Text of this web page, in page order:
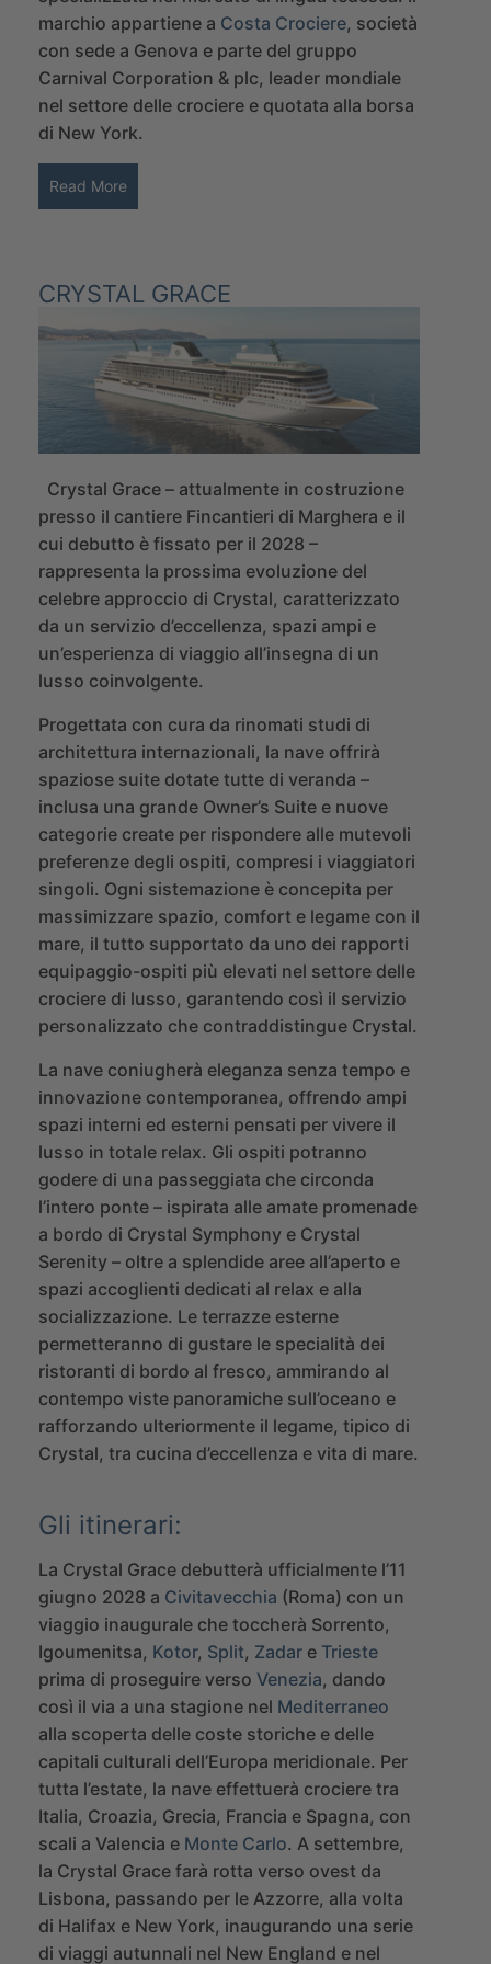
marchio appartiene a Costa Crociere, società
con sede a Genova e parte del gruppo
Carnival Corporation & plc, leader mondiale
nel settore delle crociere e quotata alla borsa
di New York.
Read More
CRYSTAL GRACE
Crystal Grace – attualmente in costruzione
presso il cantiere Fincantieri di Marghera e il
cui debutto è fissato per il 2028 –
rappresenta la prossima evoluzione del
celebre approccio di Crystal, caratterizzato
da un servizio d’eccellenza, spazi ampi e
un’esperienza di viaggio all’insegna di un
lusso coinvolgente.
Progettata con cura da rinomati studi di
architettura internazionali, la nave offrirà
spaziose suite dotate tutte di veranda –
inclusa una grande Owner’s Suite e nuove
categorie create per rispondere alle mutevoli
preferenze degli ospiti, compresi i viaggiatori
singoli. Ogni sistemazione è concepita per
massimizzare spazio, comfort e legame con il
mare, il tutto supportato da uno dei rapporti
equipaggio-ospiti più elevati nel settore delle
crociere di lusso, garantendo così il servizio
personalizzato che contraddistingue Crystal.
La nave coniugherà eleganza senza tempo e
innovazione contemporanea, offrendo ampi
spazi interni ed esterni pensati per vivere il
lusso in totale relax. Gli ospiti potranno
godere di una passeggiata che circonda
l’intero ponte – ispirata alle amate promenade
a bordo di Crystal Symphony e Crystal
Serenity – oltre a splendide aree all’aperto e
spazi accoglienti dedicati al relax e alla
socializzazione. Le terrazze esterne
permetteranno di gustare le specialità dei
ristoranti di bordo al fresco, ammirando al
contempo viste panoramiche sull’oceano e
rafforzando ulteriormente il legame, tipico di
Crystal, tra cucina d’eccellenza e vita di mare.
Gli itinerari:
La Crystal Grace debutterà ufficialmente l’11
giugno 2028 a Civitavecchia (Roma) con un
viaggio inaugurale che toccherà Sorrento,
Igoumenitsa, Kotor, Split, Zadar e Trieste
prima di proseguire verso Venezia, dando
così il via a una stagione nel Mediterraneo
alla scoperta delle coste storiche e delle
capitali culturali dell’Europa meridionale. Per
tutta l’estate, la nave effettuerà crociere tra
Italia, Croazia, Grecia, Francia e Spagna, con
scali a Valencia e Monte Carlo. A settembre,
la Crystal Grace farà rotta verso ovest da
Lisbona, passando per le Azzorre, alla volta
di Halifax e New York, inaugurando una serie
di viaggi autunnali nel New England e nel